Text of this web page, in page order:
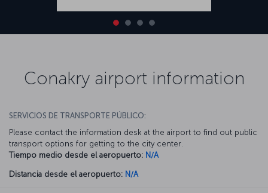
Conakry airport information
SERVICIOS DE TRANSPORTE PÚBLICO:
Please contact the information desk at the airport to find out public
transport options for getting to the city center.
Tiempo medio desde el aeropuerto: N/A
Distancia desde el aeropuerto: N/A